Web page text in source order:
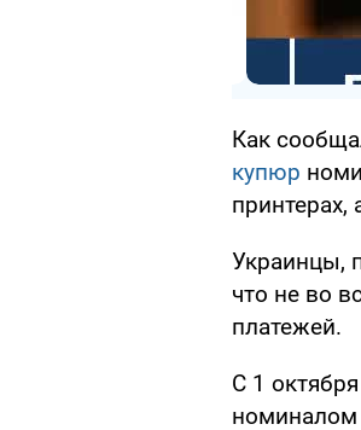
Как
купюр
Украинцы,
что не во
платежей.
С 1
номиналом